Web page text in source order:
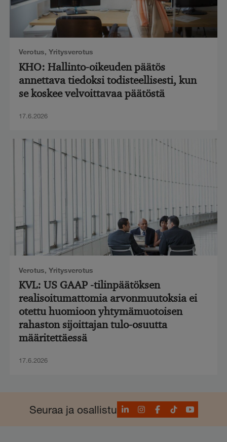
Verotus, Yritysverotus
KHO: Hallinto-oikeuden päätös
annettava tiedoksi todisteellisesti, kun
se koskee velvoittavaa päätöstä
17.6.2026
Verotus, Yritysverotus
KVL: US GAAP -tilinpäätöksen
realisoitumattomia arvonmuutoksia ei
otettu huomioon yhtymämuotoisen
rahaston sijoittajan tulo-osuutta
määritettäessä
17.6.2026
Seuraa ja osallistuLinkedInInstagram
Facebook
TikTokYouTube